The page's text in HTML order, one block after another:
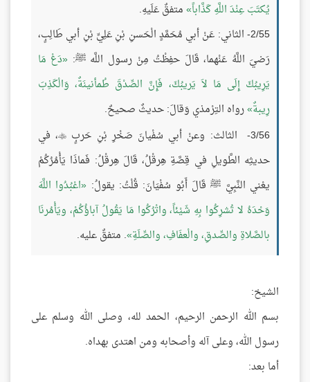
يُكتَبَ عِنْدَ اللَّهِ كَذَّاباً متفقٌ عَلَيهِ.
2/55- الثاني: عَنْ أبي مُحَمَّدٍ الْحَسنِ بْنِ عَلِيِّ بْنِ أبي طَالِبٍ،
رَضيَ اللَّهُ عَنْهما، قَالَ حفِظْتُ مِنْ رسول اللَّه ﷺ: دَعْ مَا
يَرِيبُكَ إِلَى مَا لاَ يَريبُكَ، فَإِنَّ الصِّدْقَ طُمأنينَةٌ، وَالْكَذِبَ
رِيبةٌ رواه التِرْمذي وَقالَ: حديثٌ صحيحٌ.
3/56- الثالث: وعنْ أبي سُفْيانَ صَخْرِ بْنِ حَربٍ
، في
حديثِه الطَّويلِ في قِصَّةِ هِرقْلُ، قَالَ هِرقْلُ: فَماذَا يَأْمُرُكُمْ
يعْني النَّبِيَّ ﷺ قَالَ أَبُو سُفْيَانَ: قُلْتُ: يقولُ: اعْبُدُوا اللَّهَ
وَحْدَهُ لا تُشرِكُوا بِهِ شَيْئاً، واتْرُكُوا مَا يَقُولُ آباؤُكُمْ، ويَأْمُرنَا
بالصَّلاةِ والصِّدقِ، والْعفَافِ، والصِّلَةِ . متفقٌ عليه.
الشيخ:
بسم الله الرحمن الرحيم، الحمد لله، وصلى الله وسلم على
رسول الله، وعلى آله وأصحابه ومن اهتدى بهداه.
أما بعد: